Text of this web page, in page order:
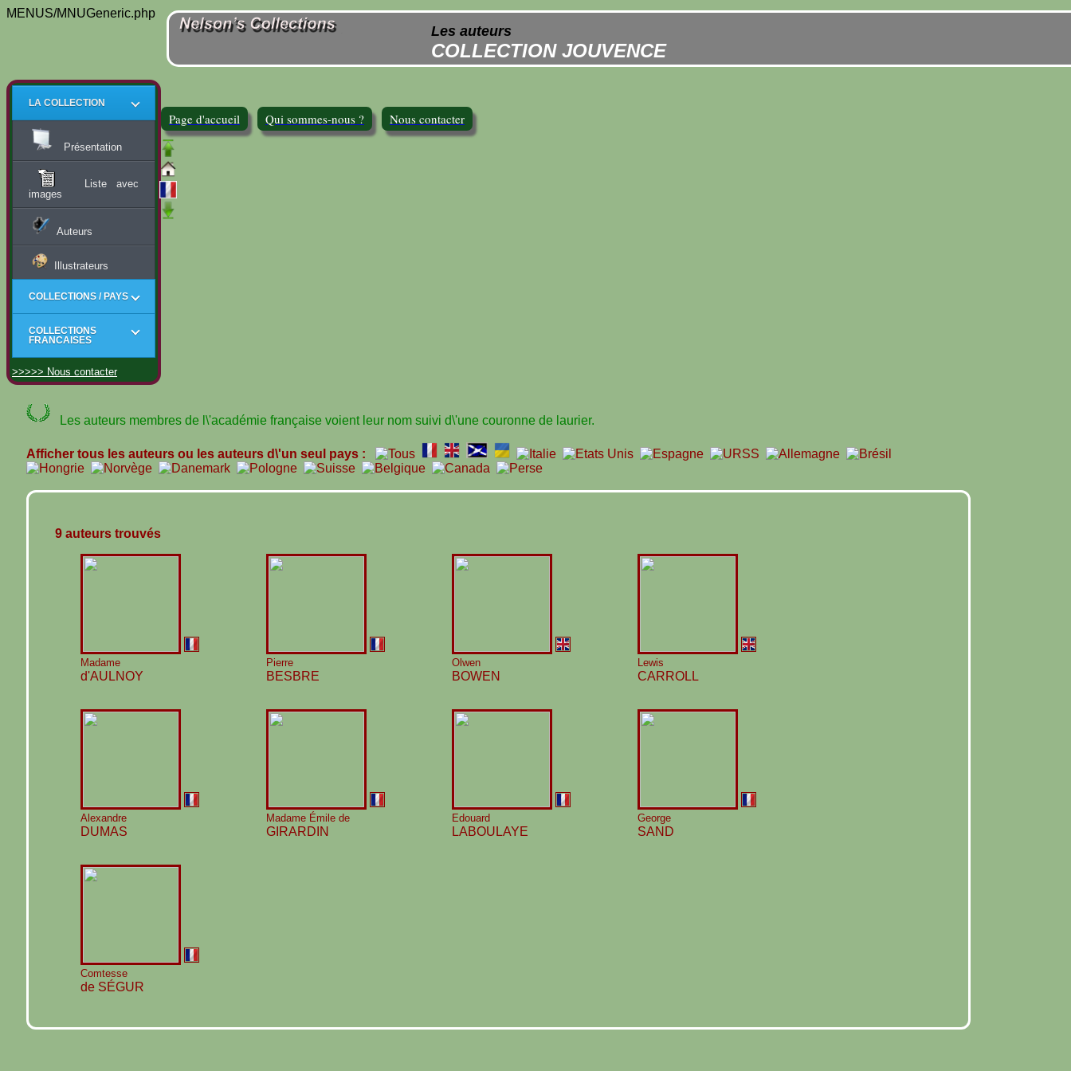
MENUS/MNUGeneric.php
Les auteurs
COLLECTION JOUVENCE
LA COLLECTION
Présentation
Liste avec
images
Auteurs
Illustrateurs
COLLECTIONS / PAYS
COLLECTIONS
FRANCAISES
>>>>> Nous contacter
Les auteurs membres de l\'académie française voient leur nom suivi d\'une couronne de laurier.
Afficher tous les auteurs ou les auteurs d\'un seul pays :
9 auteurs trouvés
Madame
d'AULNOY
Pierre
BESBRE
Olwen
BOWEN
Lewis
CARROLL
Alexandre
DUMAS
Madame Émile de
GIRARDIN
Edouard
LABOULAYE
George
SAND
Comtesse
de SÉGUR
Page d'accueil Qui sommes-nous ? Nous contacter